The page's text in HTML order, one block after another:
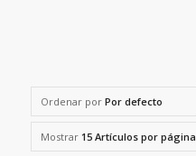
Ordenar por Por defecto
Mostrar 15 Artículos por página